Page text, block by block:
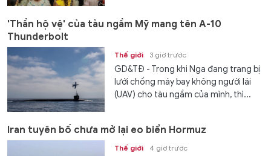
'Thần hộ vệ' của tàu ngầm Mỹ mang tên A-10
Thunderbolt
Thế giới 3 giờ trước
GD&TĐ - Trong khi Nga đang trang bị
lưới chống máy bay không người lái
(UAV) cho tàu ngầm của mình, thì...
Iran tuyên bố chưa mở lại eo biển Hormuz
Thế giới 4 giờ trước